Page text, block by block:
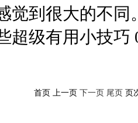
觉到很大的不
超级有用小技
首页 上一页 下一页 尾页 页